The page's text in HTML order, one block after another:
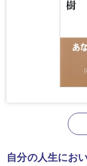
自分の人生にお